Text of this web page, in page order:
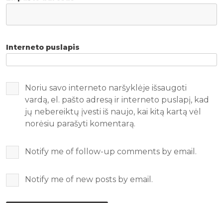
Interneto puslapis
Noriu savo interneto naršyklėje išsaugoti
vardą, el. pašto adresą ir interneto puslapį, kad
jų nebereiktų įvesti iš naujo, kai kitą kartą vėl
norėsiu parašyti komentarą.
Notify me of follow-up comments by email.
Notify me of new posts by email.